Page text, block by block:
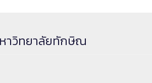
าวิทยาลัยทักษิณ